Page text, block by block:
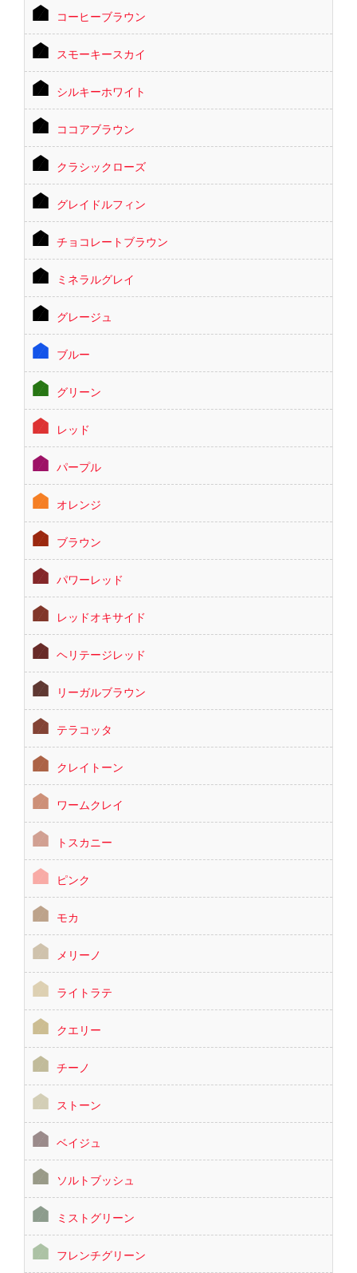
コーヒーブラウン
スモーキースカイ
シルキーホワイト
ココアブラウン
クラシックローズ
グレイドルフィン
チョコレートブラウン
ミネラルグレイ
グレージュ
ブルー
グリーン
レッド
パープル
オレンジ
ブラウン
パワーレッド
レッドオキサイド
ヘリテージレッド
リーガルブラウン
テラコッタ
クレイトーン
ワームクレイ
トスカニー
ピンク
モカ
メリーノ
ライトラテ
クエリー
チーノ
ストーン
ベイジュ
ソルトブッシュ
ミストグリーン
フレンチグリーン